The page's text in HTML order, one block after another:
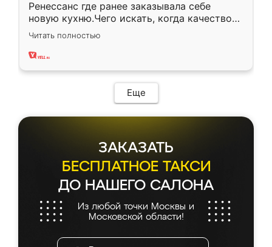
Ренессанс где ранее заказывала себе
новую кухню.Чего искать, когда качеством
вполне довольна. Служит кухня уже почти
два года, нареканий нет.
Читать полностью
Еще
ЗАКАЗАТЬ
БЕСПЛАТНОЕ ТАКСИ
ДО НАШЕГО САЛОНА
Из любой точки Москвы и
Московской области!